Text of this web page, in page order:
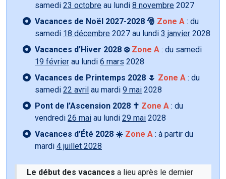
samedi 23 octobre au lundi 8 novembre 2027
Vacances de Noël 2027-2028 🎅 Zone A : du
samedi 18 décembre 2027 au lundi 3 janvier 2028
Vacances d’Hiver 2028 ❄️ Zone A : du samedi
19 février au lundi 6 mars 2028
Vacances de Printemps 2028 🌷 Zone A : du
samedi 22 avril au mardi 9 mai 2028
Pont de l’Ascension 2028 ✝️ Zone A : du
vendredi 26 mai au lundi 29 mai 2028
Vacances d’Été 2028 ☀️ Zone A : à partir du
mardi 4 juillet 2028
Le début des vacances a lieu après le dernier